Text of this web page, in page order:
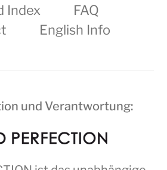
Index
FAQ
English Info
und Verantwortung: